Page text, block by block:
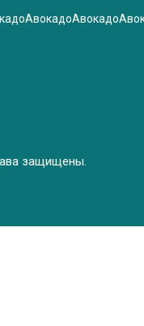
АвокадоАвокадо
защищены.